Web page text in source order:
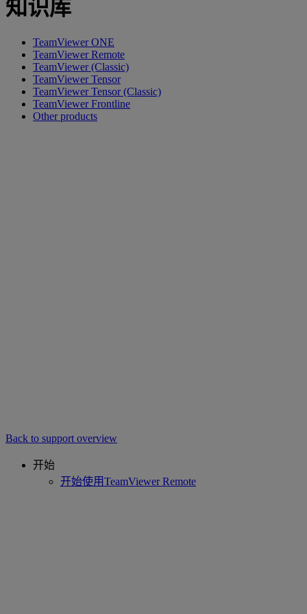
知识库
TeamViewer ONE
TeamViewer Remote
TeamViewer (Classic)
TeamViewer Tensor
TeamViewer Tensor (Classic)
TeamViewer Frontline
Other products
Back to support overview
开始
开始使用TeamViewer Remote